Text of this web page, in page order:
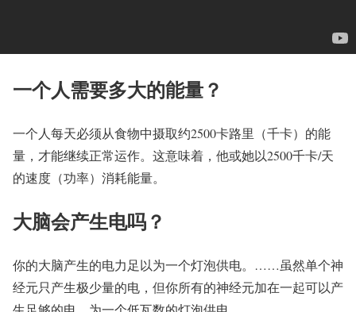
一个人需要多大的能量？
一个人每天必须从食物中摄取约2500卡路里（千卡）的能
量，才能继续正常运作。这意味着，他或她以2500千卡/天
的速度（功率）消耗能量。
大脑会产生电吗？
你的大脑产生的电力足以为一个灯泡供电。……虽然单个神
经元只产生极少量的电，但你所有的神经元加在一起可以产